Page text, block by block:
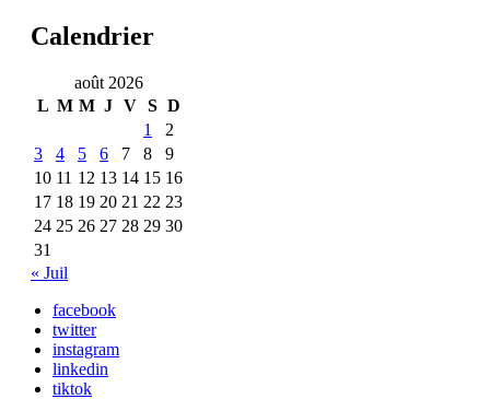
Calendrier
août 2026
L M M J V S D
1
2
3
4 5 6 7 8
9
10 11 12 13 14 15 16
17 18 19 20 21 22 23
24 25 26 27 28 29 30
31
« Juil
facebook
twitter
instagram
linkedin
tiktok